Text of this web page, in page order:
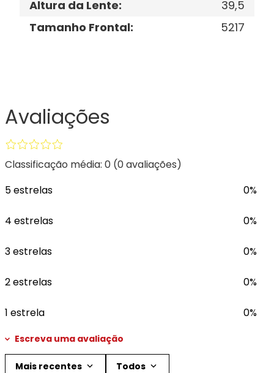
Altura da Lente:
39,5
Tamanho Frontal: 5217
Avaliações
Classificação média: 0 (0 avaliações)
5 estrelas
0%
4 estrelas 0%
3 estrelas 0%
2 estrelas 0%
1 estrela 0%
Escreva uma avaliação
Mais recentes Todos